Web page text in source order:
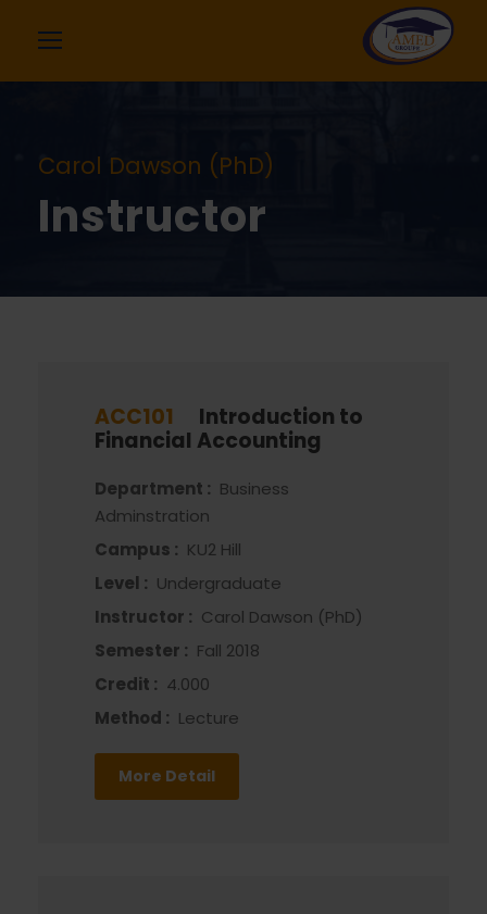
Carol Dawson (PhD)
Instructor
ACC101
Introduction to
Financial Accounting
Department : Business
Adminstration
Campus : KU2 Hill
Level : Undergraduate
Instructor : Carol Dawson (PhD)
Semester : Fall 2018
Credit : 4.000
Method : Lecture
More Detail